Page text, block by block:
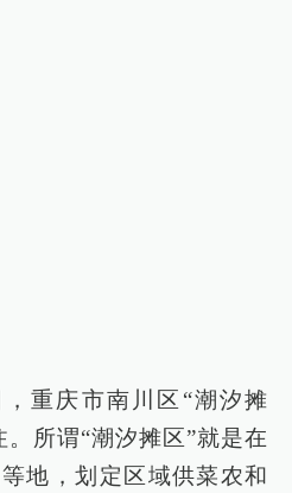
，重庆市南川区“潮汐摊
所谓“潮汐摊区”就是在
地，划定区域供菜农和